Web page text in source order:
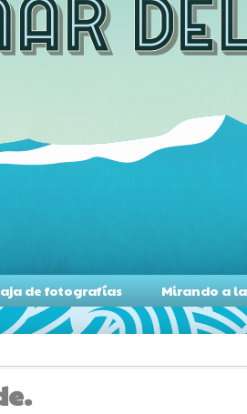
de fotografías Mirando a